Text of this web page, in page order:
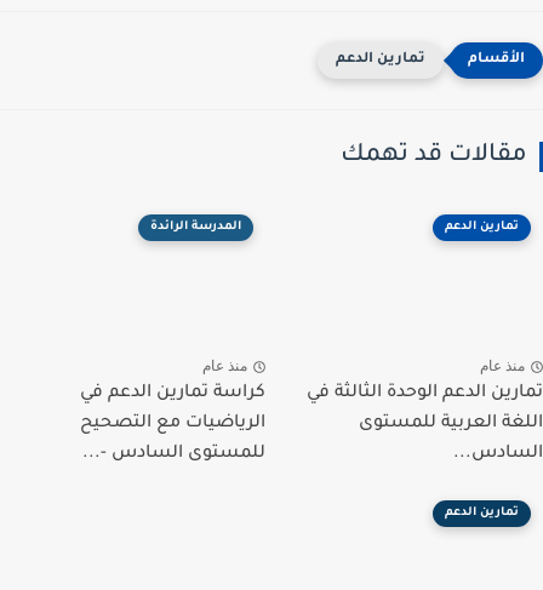
تمارين الدعم
مقالات قد تهمك
تمارين الدعم
منذ عام
تمارين الدعم الوحدة الثالثة في
اللغة العربية للمستوى
السادس...
المدرسة الرائدة
منذ عام
كراسة تمارين الدعم في
الرياضيات مع التصحيح
للمستوى السادس -...
تمارين الدعم